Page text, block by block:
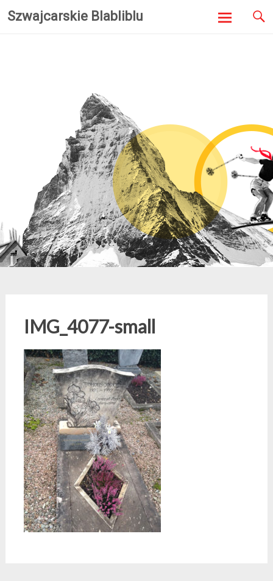
Szwajcarskie Blabliblu
IMG_4077-small